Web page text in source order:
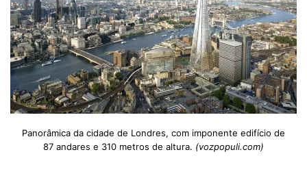
Panorâmica da cidade de Londres, com imponente edifício de
87 andares e 310 metros de altura. (vozpopuli.com)